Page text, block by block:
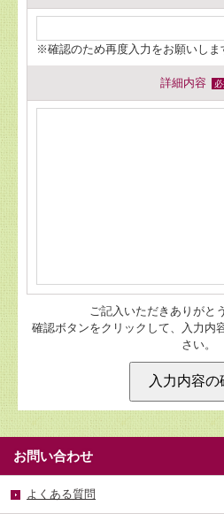
※確認のため再度入力をお願いしま
詳細内容
ご記入いただきありがと
確認ボタンをクリックして、入力内
さい。
お問い合わせ
よくある質問